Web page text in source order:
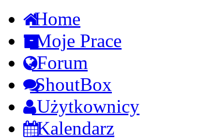
Home
Moje Prace
Forum
ShoutBox
Użytkownicy
Kalendarz